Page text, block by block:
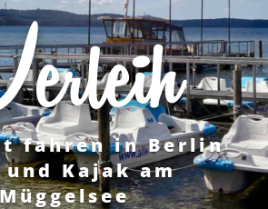
fahren in Berlin
und Kajak am